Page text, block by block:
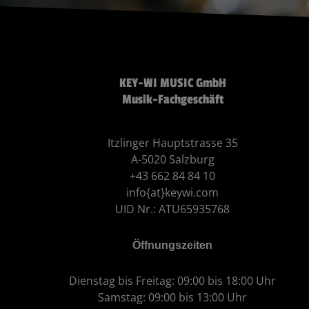
KEY-WI MUSIC GmbH
Musik-Fachgeschäft
Itzlinger Hauptstrasse 35
A-5020 Salzburg
+43 662 84 84 10
info{at}keywi.com
UID Nr.: ATU65935768
Öffnungszeiten
Dienstag bis Freitag: 09:00 bis 18:00 Uhr
Samstag: 09:00 bis 13:00 Uhr